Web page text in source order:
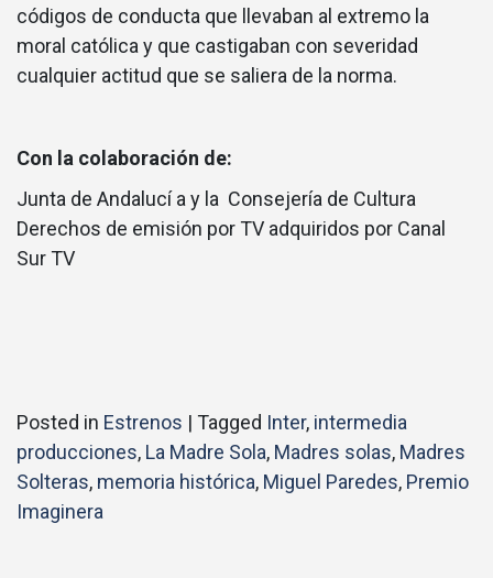
códigos de conducta que llevaban al extremo la
moral católica y que castigaban con severidad
cualquier actitud que se saliera de la norma.
Con la colaboración de:
Junta de Andalucí a y la Consejería de Cultura
Derechos de emisión por TV adquiridos por Canal
Sur TV
Posted in Estrenos | Tagged Inter, intermedia
producciones, La Madre Sola, Madres solas, Madres
Solteras, memoria histórica, Miguel Paredes, Premio
Imaginera